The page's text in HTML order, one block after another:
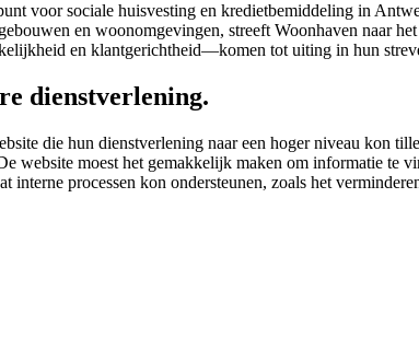
voor sociale huisvesting en kredietbemiddeling in
en woonomgevingen, streeft Woonhaven naar
en klantgerichtheid—komen tot uiting in hun
dienstverlening.
die hun dienstverlening naar een hoger niveau kon
website moest het gemakkelijk maken om informatie te
interne processen kon ondersteunen, zoals het